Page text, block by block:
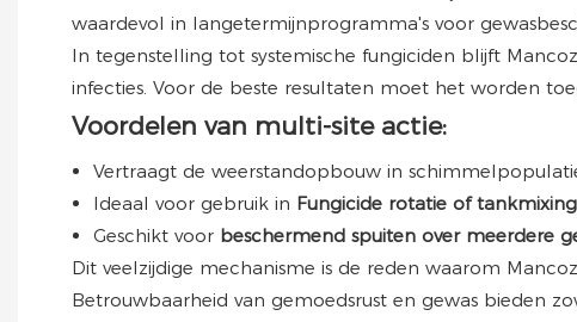
waardevol in langetermijnprogramma's voor
In tegenstelling tot systemische fungiciden blijft
infecties. Voor de beste resultaten moet het worden
Voordelen van multi-site actie:
Vertraagt ​​de weerstandopbouw in
Ideaal voor gebruik in Fungicide rotatie of tankmixing
Geschikt voor beschermend spuiten over meerdere
Dit veelzijdige mechanisme is de reden waarom
Betrouwbaarheid van gemoedsrust en gewas bieden